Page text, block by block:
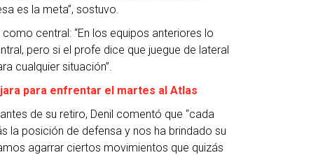
es la meta”, sostuvo.
central: “En los equipos anteriores lo
pero si el profe dice que juegue de lateral
cualquier situación”.
para enfrentar el martes al Atlas
de su retiro, Denil comentó que “cada
la posición de defensa y nos ha brindado su
agarrar ciertos movimientos que quizás